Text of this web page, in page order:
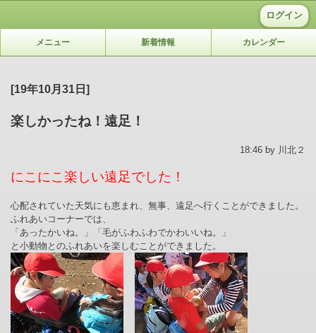
ログイン
メニュー 新着情報 カレンダー
[19年10月31日]
楽しかったね！遠足！
18:46 by 川北２
にこにこ楽しい遠足でした！
心配されていた天気にも恵まれ、無事、遠足へ行くことができました。
ふれあいコーナーでは、
「あったかいね。」「毛がふわふわでかわいいね。」
と小動物とのふれあいを楽しむことができました。